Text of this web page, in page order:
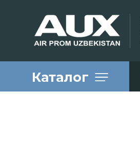
Каталог